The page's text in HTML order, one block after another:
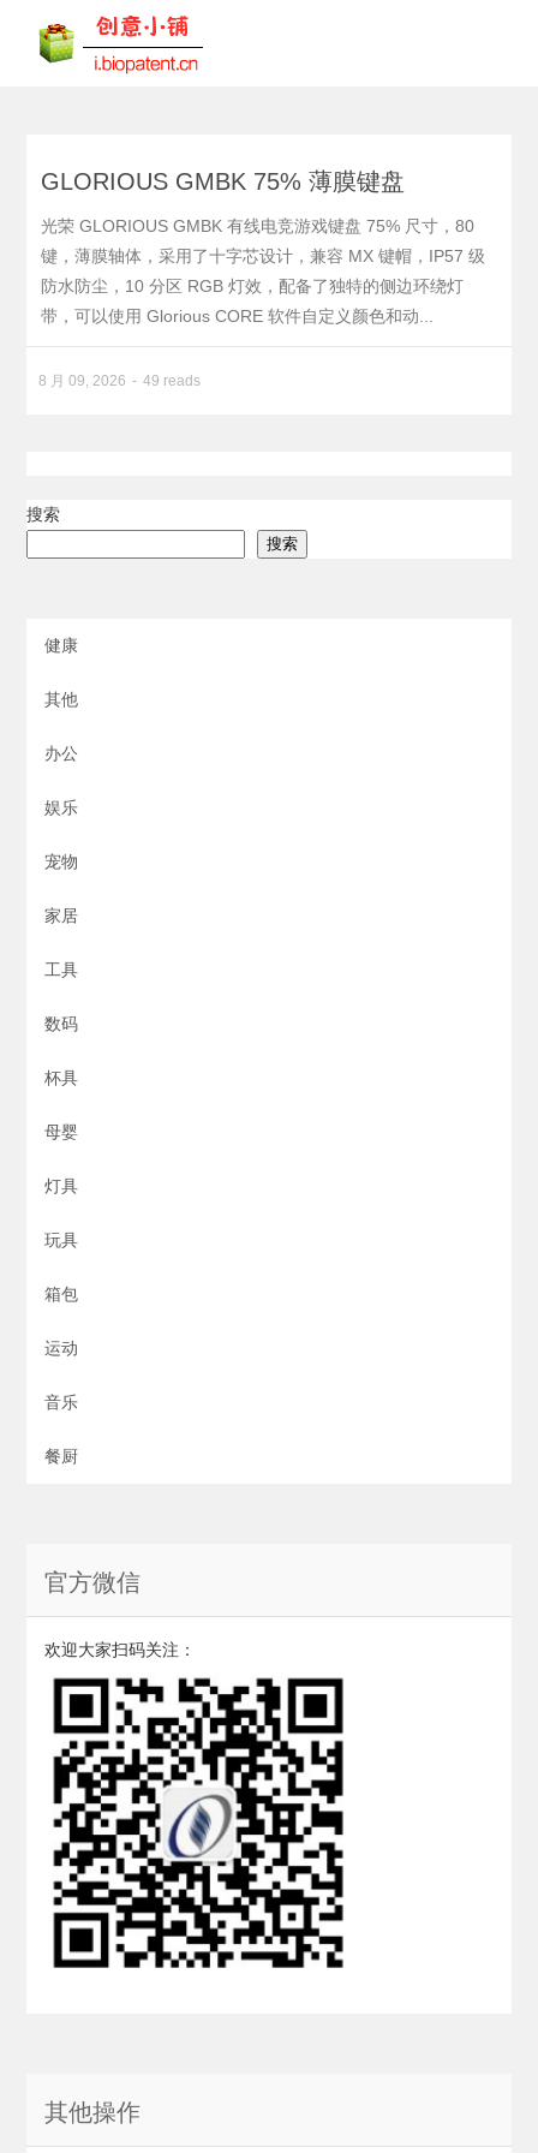
GLORIOUS GMBK 75% 薄膜键盘
光荣 GLORIOUS GMBK 有线电竞游戏键盘 75% 尺寸，80
键，薄膜轴体，采用了十字芯设计，兼容 MX 键帽，IP57 级
防水防尘，10 分区 RGB 灯效，配备了独特的侧边环绕灯
带，可以使用 Glorious CORE 软件自定义颜色和动...
8 月 09, 2026 49 reads
搜索
搜索
健康
其他
办公
娱乐
宠物
家居
工具
数码
杯具
母婴
灯具
玩具
箱包
运动
音乐
餐厨
官方微信
欢迎大家扫码关注：
其他操作